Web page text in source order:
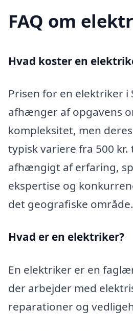
FAQ om
Hvad koster en
Prisen for en elektriker
afhænger af opgavens
kompleksitet, men
typisk variere fra 500 kr.
afhængigt af erfaring,
ekspertise og
det geografiske område.
Hvad er en elektriker?
En elektriker er en
der arbejder med
reparationer og